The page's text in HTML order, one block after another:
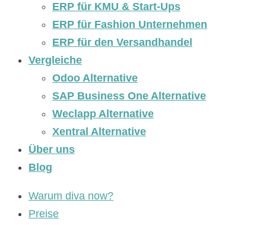
ERP für KMU & Start-Ups
ERP für Fashion Unternehmen
ERP für den Versandhandel
Vergleiche
Odoo Alternative
SAP Business One Alternative
Weclapp Alternative
Xentral Alternative
Über uns
Blog
Warum diva now?
Preise